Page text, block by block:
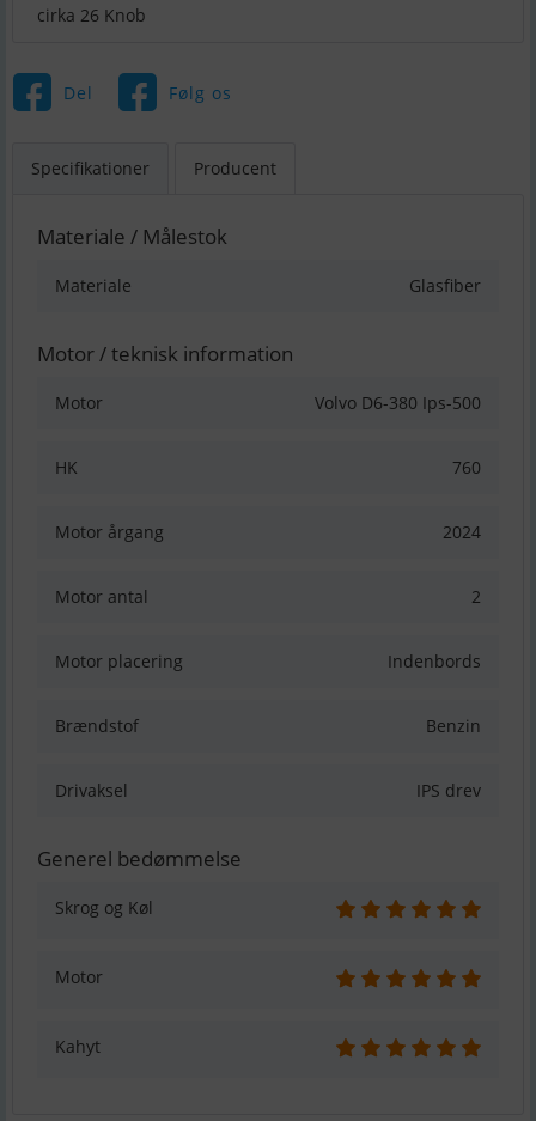
cirka 26 Knob
Del Følg os
Specifikationer Producent
Materiale / Målestok
Materiale Glasfiber
Motor / teknisk information
Motor Volvo D6-380 Ips-500
HK 760
Motor årgang 2024
Motor antal 2
Motor placering Indenbords
Brændstof Benzin
Drivaksel IPS drev
Generel bedømmelse
Skrog og Køl
Motor
Kahyt